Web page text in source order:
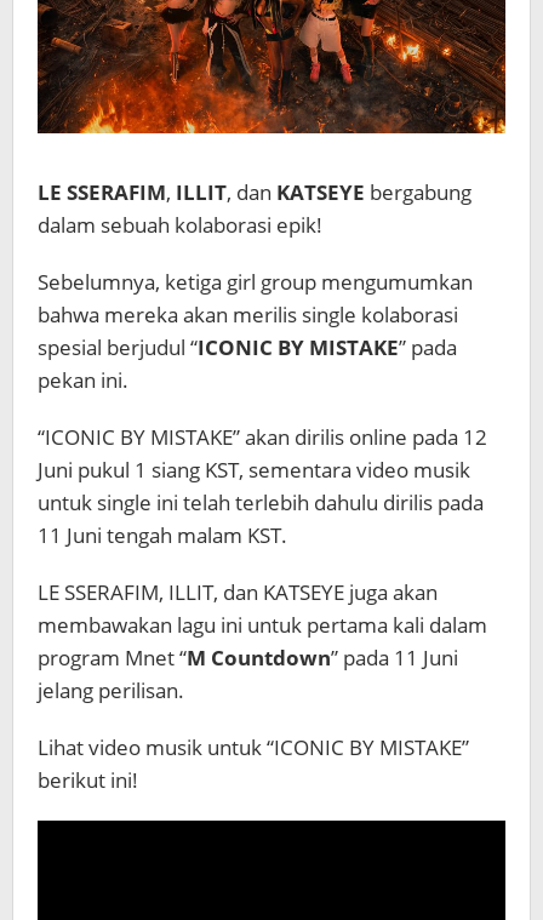
LE SSERAFIM, ILLIT, dan KATSEYE bergabung
dalam sebuah kolaborasi epik!
Sebelumnya, ketiga girl group mengumumkan
bahwa mereka akan merilis single kolaborasi
spesial berjudul “ICONIC BY MISTAKE” pada
pekan ini.
“ICONIC BY MISTAKE” akan dirilis online pada 12
Juni pukul 1 siang KST, sementara video musik
untuk single ini telah terlebih dahulu dirilis pada
11 Juni tengah malam KST.
LE SSERAFIM, ILLIT, dan KATSEYE juga akan
membawakan lagu ini untuk pertama kali dalam
program Mnet “M Countdown” pada 11 Juni
jelang perilisan.
Lihat video musik untuk “ICONIC BY MISTAKE”
berikut ini!